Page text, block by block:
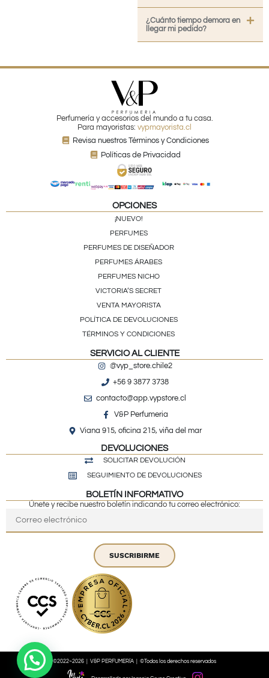
¿Cuánto tiempo demora en
llegar mi pedido?
Perfumería y accesorios del mundo a tu casa.
Para mayoristas: vypmayorista.cl
Revisa nuestros Términos y Condiciones
Políticas de Privacidad
OPCIONES
¡NUEVO!
PERFUMES
PERFUMES DE DISEÑADOR
PERFUMES ÁRABES
PERFUMES NICHO
VICTORIA’S SECRET
VENTA MAYORISTA
POLÍTICA DE DEVOLUCIONES
TÉRMINOS Y CONDICIONES
SERVICIO AL CLIENTE
@vyp_store.chile2
+56 9 3877 3738
contacto@app.vypstore.cl
V&P Perfumeria
Viana 915, oficina 215, viña del mar
DEVOLUCIONES
SOLICITAR DEVOLUCIÓN
SEGUIMIENTO DE DEVOLUCIONES
BOLETÍN INFORMATIVO
Únete y recibe nuestro boletín indicando tu correo electrónico:
SUSCRIBIRME
©2022~2026 | V&P PERFUMERÍA | ©Todos los derechos reservados